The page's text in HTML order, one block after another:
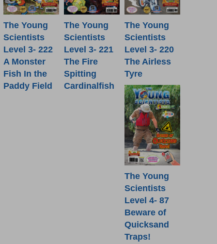
The Young
Scientists
Level 3- 222
A Monster
Fish In the
Paddy Field
The Young
Scientists
Level 3- 221
The Fire
Spitting
Cardinalfish
The Young
Scientists
Level 3- 220
The Airless
Tyre
The Young
Scientists
Level 4- 87
Beware of
Quicksand
Traps!